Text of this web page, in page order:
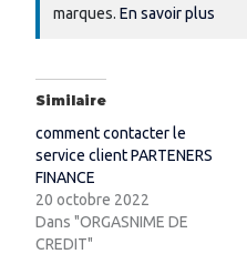
marques. En savoir plus
Similaire
comment contacter le
service client PARTENERS
FINANCE
20 octobre 2022
Dans "ORGASNIME DE
CREDIT"